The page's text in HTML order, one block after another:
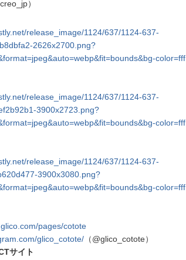
）
release_image/1124/637/1124-637-
2626x2700.png?
color=fff
release_image/1124/637/1124-637-
3900x2723.png?
color=fff
release_image/1124/637/1124-637-
3900x3080.png?
color=fff
pages/cotote
glico_cotote/ （@glico_cotote）
サイト